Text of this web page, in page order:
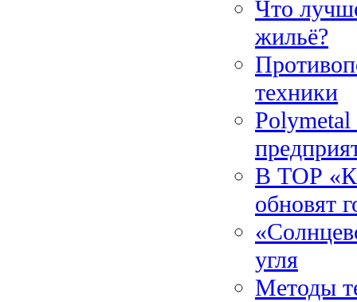
Что
жильё?
техники
Polymetal
В ТОР
обновят
угля
Методы